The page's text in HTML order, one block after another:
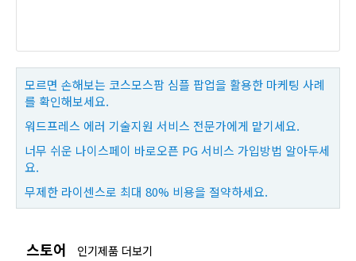
모르면 손해보는 코스모스팜 심플 팝업을 활용한 마케팅 사례
를 확인해보세요.
워드프레스 에러 기술지원 서비스 전문가에게 맡기세요.
너무 쉬운 나이스페이 바로오픈 PG 서비스 가입방법 알아두세
요.
무제한 라이센스로 최대 80% 비용을 절약하세요.
스토어 인기제품 더보기